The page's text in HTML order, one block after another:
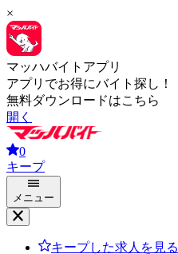
×
マッハバイトアプリ
アプリでお得にバイト探し！
無料ダウンロードはこちら
開く
0
キープ
メニュー
キープした求人を見る